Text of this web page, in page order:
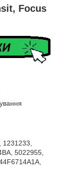
Focus
1231233,
5022955,